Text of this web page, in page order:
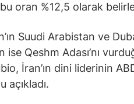
oran %12,5 olarak
Suudi Arabistan ve
ise Qeshm Adası’nı
İran’ın dini liderinin
açıkladı.